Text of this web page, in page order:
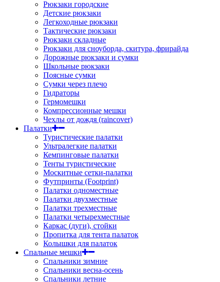
Рюкзаки городские
Детские рюкзаки
Легкоходные рюкзаки
Тактические рюкзаки
Рюкзаки складные
Рюкзаки для сноуборда, скитура, фрирайда
Дорожные рюкзаки и сумки
Школьные рюкзаки
Поясные сумки
Сумки через плечо
Гидраторы
Гермомешки
Компрессионные мешки
Чехлы от дождя (raincover)
Палатки
Туристические палатки
Ультралегкие палатки
Кемпинговые палатки
Тенты туристические
Москитные сетки-палатки
Футпринты (Footprint)
Палатки одноместные
Палатки двухместные
Палатки трехместные
Палатки четырехместные
Каркас (дуги), стойки
Пропитка для тента палаток
Колышки для палаток
Спальные мешки
Спальники зимние
Спальники весна-осень
Спальники летние